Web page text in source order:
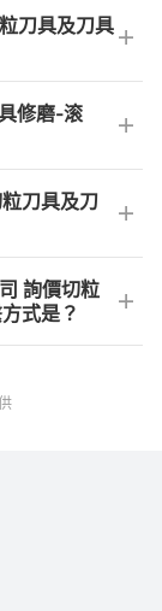
刀具及刀具
修磨-滚
刀具及刀
詢價切粒
式是？